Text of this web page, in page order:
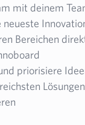
mit deinem
neueste
Bereichen
priorisiere